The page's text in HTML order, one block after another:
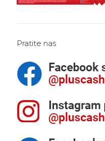
Pratite nas